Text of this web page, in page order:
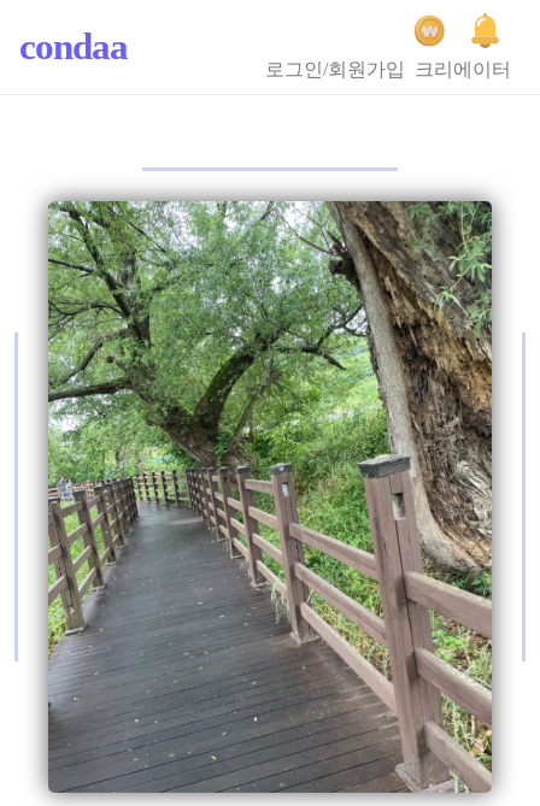
condaa
로그인/회원가입 크리에이터